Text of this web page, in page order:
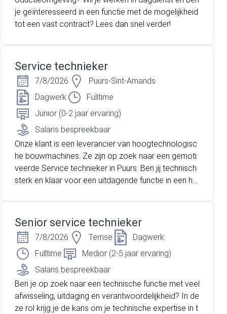
je geïnteresseerd in een functie met de mogelijkheid
tot een vast contract? Lees dan snel verder!
Service technieker
7/8/2026
Puurs-Sint-Amands
Dagwerk
Fulltime
Junior (0-2 jaar ervaring)
Salaris bespreekbaar
Onze klant is een leverancier van hoogtechnologisc
he bouwmachines. Ze zijn op zoek naar een gemoti
veerde Service technieker in Puurs. Ben jij technisch
sterk en klaar voor een uitdagende functie in een he
Senior service technieker
7/8/2026 Temse
Dagwerk
Fulltime
Medior (2-5 jaar ervaring)
Salaris bespreekbaar
Ben je op zoek naar een technische functie met veel
afwisseling, uitdaging en verantwoordelijkheid? In de
ze rol krijg je de kans om je technische expertise in t